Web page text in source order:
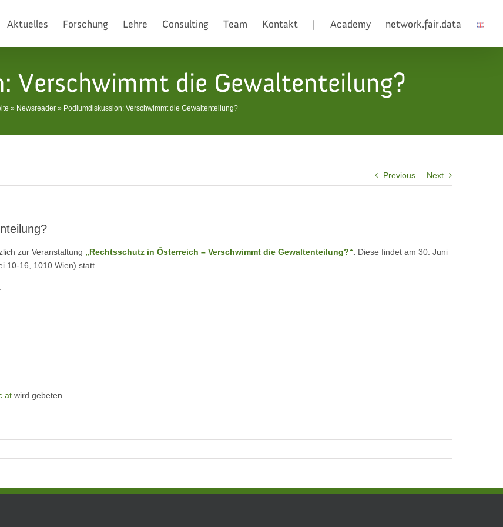
Aktuelles Forschung Lehre Consulting Team Kontakt Academy network.fair.data
Verschwimmt die Gewaltenteilung?
» Newsreader» Podiumdiskussion: Verschwimmt die Gewaltenteilung?
Previous Next
zur Veranstaltung „Rechtsschutz in Österreich – Verschwimmt die Gewaltenteilung?“. Diese findet am 30. Juni
10-16, 1010 Wien) statt.
wird gebeten.